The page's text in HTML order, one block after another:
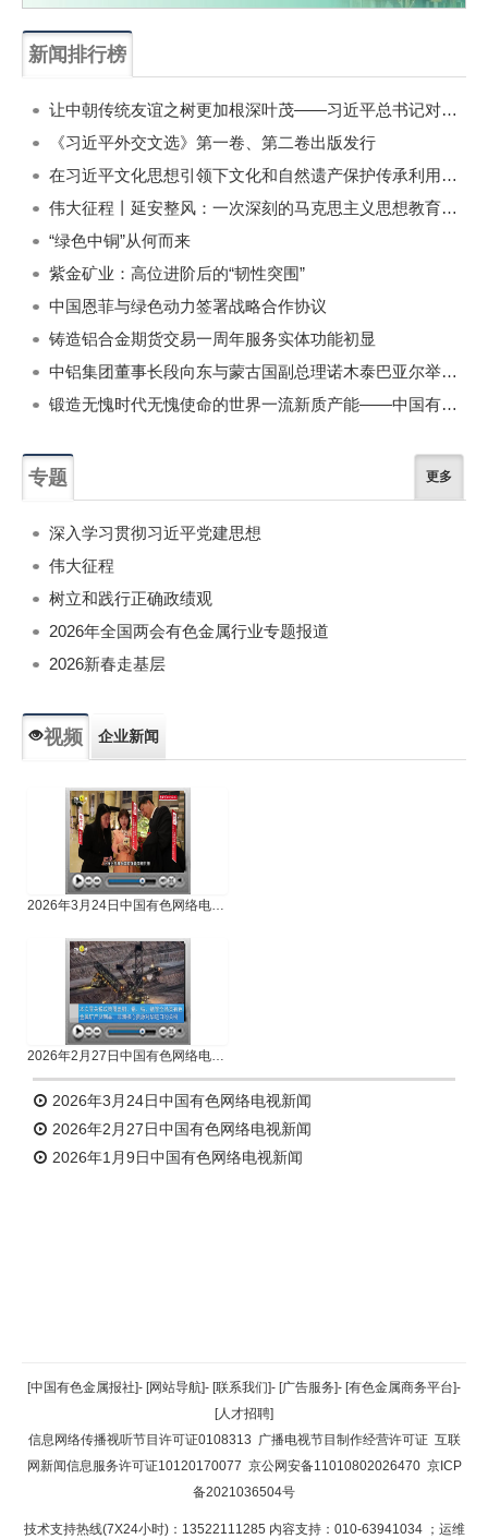
新闻排行榜
让中朝传统友谊之树更加根深叶茂——习近平总书记对朝鲜进行国事访问纪实
《习近平外交文选》第一卷、第二卷出版发行
在习近平文化思想引领下文化和自然遗产保护传承利用工作开创新局面
伟大征程丨延安整风：一次深刻的马克思主义思想教育运动
“绿色中铜”从何而来
紫金矿业：高位进阶后的“韧性突围”
中国恩菲与绿色动力签署战略合作协议
铸造铝合金期货交易一周年服务实体功能初显
中铝集团董事长段向东与蒙古国副总理诺木泰巴亚尔举行会谈
锻造无愧时代无愧使命的世界一流新质产能——中国有色金属工业的战略应对与破局之道（二）
专题 更多
深入学习贯彻习近平党建思想
伟大征程
树立和践行正确政绩观
2026年全国两会有色金属行业专题报道
2026新春走基层
视频 企业新闻
2026年3月24日中国有色网络电视新闻
2026年2月27日中国有色网络电视新闻
2026年3月24日中国有色网络电视新闻
2026年2月27日中国有色网络电视新闻
2026年1月9日中国有色网络电视新闻
返回顶部
返回首页
[中国有色金属报社]- [网站导航]- [联系我们]- [广告服务]- [有色金属商务平台]-
[人才招聘]
信息网络传播视听节目许可证0108313 广播电视节目制作经营许可证 互联
网新闻信息服务许可证10120170077 京公网安备11010802026470 京ICP
备2021036504号
技术支持热线(7X24小时)：13522111285 内容支持：010-63941034 ；运维